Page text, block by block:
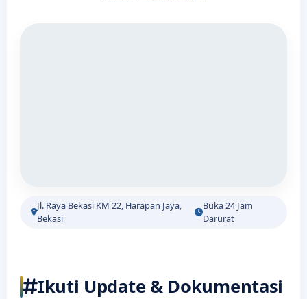
Jl. Raya Bekasi KM 22, Harapan Jaya,
Bekasi
Buka 24 Jam
Darurat
Ikuti Update & Dokumentasi